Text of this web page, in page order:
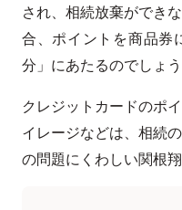
され、相続放棄ができ
合、ポイントを商品券
分」にあたるのでしょう
クレジットカードのポ
イレージなどは、相続
の問題にくわしい関根